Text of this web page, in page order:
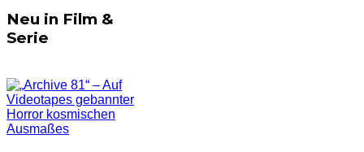
Neu in Film &
Serie